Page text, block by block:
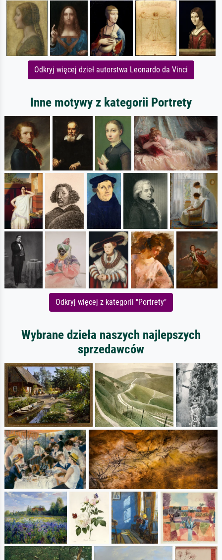
Odkryj więcej dzieł autorstwa Leonardo da Vinci
Inne motywy z kategorii Portrety
Odkryj więcej z kategorii "Portrety"
Wybrane dzieła naszych najlepszych
sprzedawców